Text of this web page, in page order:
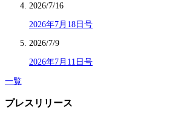
2026/7/16
2026年7月18日号
2026/7/9
2026年7月11日号
一覧
プレスリリース